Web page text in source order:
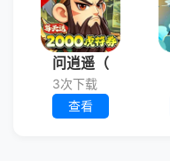
问逍遥（
3次下载
查看